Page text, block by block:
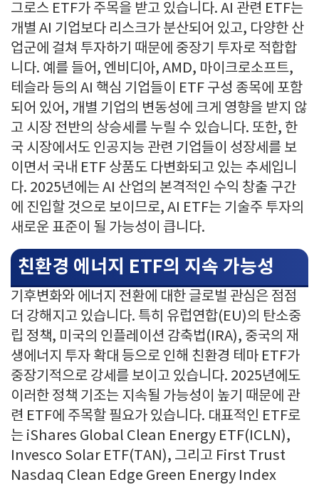
그로스 ETF가 주목을 받고 있습니다. AI 관련 ETF는
개별 AI 기업보다 리스크가 분산되어 있고, 다양한 산
업군에 걸쳐 투자하기 때문에 중장기 투자로 적합합
니다. 예를 들어, 엔비디아, AMD, 마이크로소프트,
테슬라 등의 AI 핵심 기업들이 ETF 구성 종목에 포함
되어 있어, 개별 기업의 변동성에 크게 영향을 받지 않
고 시장 전반의 상승세를 누릴 수 있습니다. 또한, 한
국 시장에서도 인공지능 관련 기업들이 성장세를 보
이면서 국내 ETF 상품도 다변화되고 있는 추세입니
다. 2025년에는 AI 산업의 본격적인 수익 창출 구간
에 진입할 것으로 보이므로, AI ETF는 기술주 투자의
새로운 표준이 될 가능성이 큽니다.
친환경 에너지 ETF의 지속 가능성
기후변화와 에너지 전환에 대한 글로벌 관심은 점점
더 강해지고 있습니다. 특히 유럽연합(EU)의 탄소중
립 정책, 미국의 인플레이션 감축법(IRA), 중국의 재
생에너지 투자 확대 등으로 인해 친환경 테마 ETF가
중장기적으로 강세를 보이고 있습니다. 2025년에도
이러한 정책 기조는 지속될 가능성이 높기 때문에 관
련 ETF에 주목할 필요가 있습니다. 대표적인 ETF로
는 iShares Global Clean Energy ETF(ICLN),
Invesco Solar ETF(TAN), 그리고 First Trust
Nasdaq Clean Edge Green Energy Index